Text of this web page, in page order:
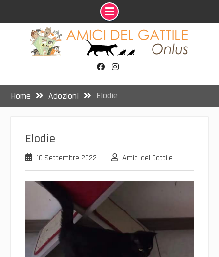
Home
Adozioni Elodie
Elodie
10 Settembre 2022 Amici del Gattile